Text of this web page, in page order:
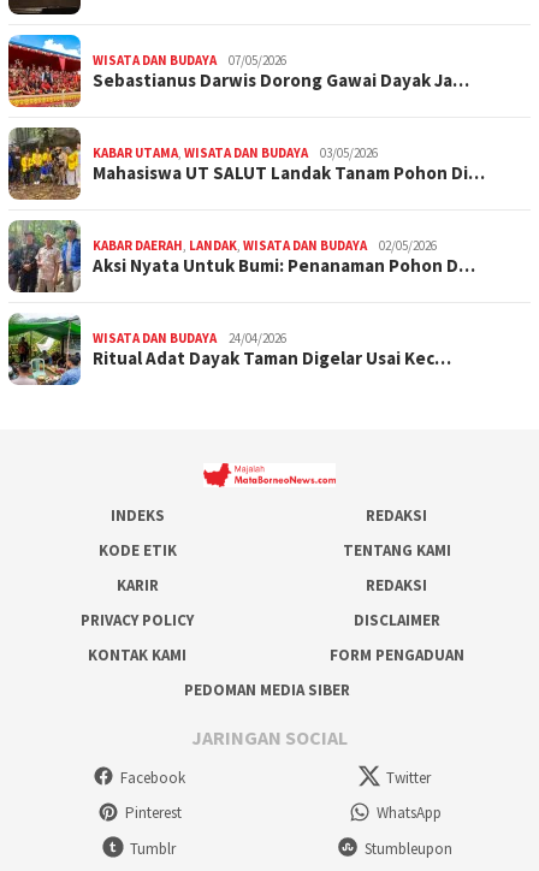
WISATA DAN BUDAYA 07/05/2026
Sebastianus Darwis Dorong Gawai Dayak Ja…
KABAR UTAMA WISATA DAN BUDAYA 03/05/2026
Mahasiswa UT SALUT Landak Tanam Pohon Di…
KABAR DAERAH LANDAK WISATA DAN BUDAYA 02/05/2026
Aksi Nyata Untuk Bumi: Penanaman Pohon D…
WISATA DAN BUDAYA 24/04/2026
Ritual Adat Dayak Taman Digelar Usai Kec…
INDEKS
REDAKSI
KODE ETIK
TENTANG KAMI
KARIR
REDAKSI
PRIVACY POLICY
DISCLAIMER
KONTAK KAMI
FORM PENGADUAN
PEDOMAN MEDIA SIBER
JARINGAN SOCIAL
Facebook
Twitter
Pinterest
WhatsApp
Tumblr
Stumbleupon